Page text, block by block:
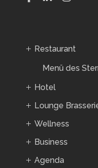
Restaurant
Menü des
Hotel
Lounge
Wellness
Business
Agenda